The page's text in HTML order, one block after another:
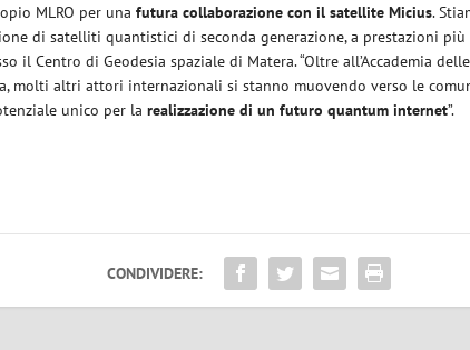
MLRO per unafutura collaborazione con il satellite Micius.
di satelliti quantistici di seconda generazione, a prestazioni più
il Centro di Geodesia spaziale di Matera. “Oltre all’Accademia
molti altri attori internazionali si stanno muovendo verso le
unico per larealizzazione di un futuro quantum internet”.
CONDIVIDERE: